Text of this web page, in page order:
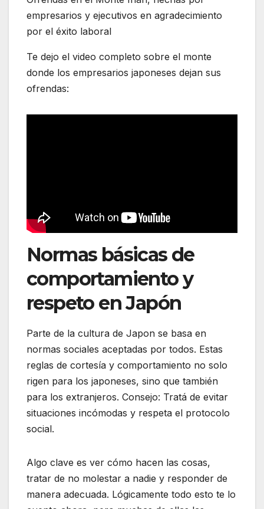
empresarios y ejecutivos en agradecimiento
por el éxito laboral
Te dejo el video completo sobre el monte
donde los empresarios japoneses dejan sus
ofrendas:
Normas básicas de
comportamiento y
respeto en Japón
Parte de la cultura de Japon se basa en
normas sociales aceptadas por todos. Estas
reglas de cortesía y comportamiento no solo
rigen para los japoneses, sino que también
para los extranjeros. Consejo: Tratá de evitar
situaciones incómodas y respeta el protocolo
social.
Algo clave es ver cómo hacen las cosas,
tratar de no molestar a nadie y responder de
manera adecuada. Lógicamente todo esto te lo